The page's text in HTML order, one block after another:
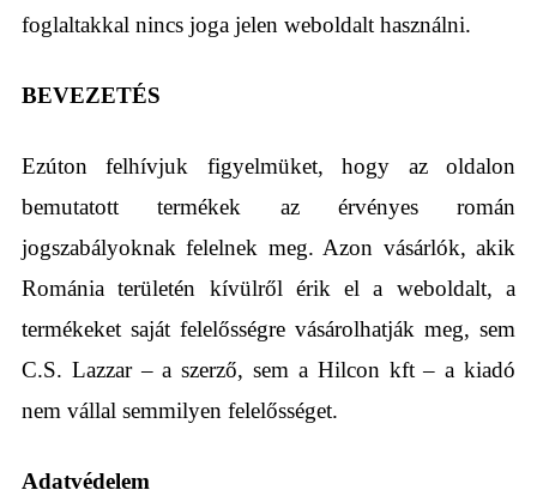
foglaltakkal nincs joga jelen weboldalt használni.
BEVEZETÉS
Ezúton felhívjuk figyelmüket, hogy az oldalon
bemutatott termékek az érvényes román
jogszabályoknak felelnek meg. Azon vásárlók, akik
Románia területén kívülről érik el a weboldalt, a
termékeket saját felelősségre vásárolhatják meg, sem
C.S. Lazzar – a szerző, sem a Hilcon kft – a kiadó
nem vállal semmilyen felelősséget.
Adatvédelem